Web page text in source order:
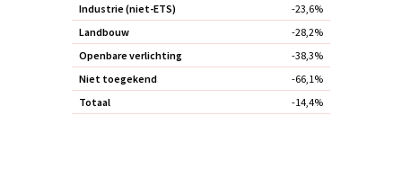
Industrie (niet-ETS)
-23,6%
Landbouw
-28,2%
Openbare verlichting
-38,3%
Niet toegekend
-66,1%
Totaal
-14,4%